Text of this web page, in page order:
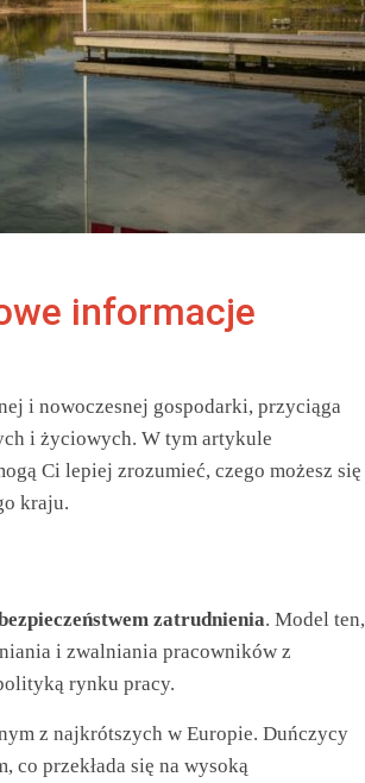
informacje
i nowoczesnej gospodarki, przyciąga
i życiowych. W tym artykule
Ci lepiej zrozumieć, czego możesz się
kraju.
zatrudnienia. Model ten,
i zwalniania pracowników z
rynku pracy.
z najkrótszych w Europie. Duńczycy
co przekłada się na wysoką